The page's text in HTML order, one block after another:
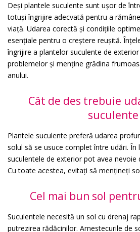
Deși plantele suculente sunt ușor de
totuși îngrijire adecvată pentru a
viață. Udarea corectă și condițiile
esențiale pentru o creștere reușită.
îngrijire a plantelor suculente de
problemelor și menține grădina
anului.
Cât de des trebuie
suculente
Plantele suculente preferă udarea
solul să se usuce complet între udări. În
suculentele de exterior pot avea nevoie
Cu toate acestea, evitați să mențineți
Cel mai bun sol
Suculentele necesită un sol cu drenaj
putrezirea rădăcinilor. Amestecurile de